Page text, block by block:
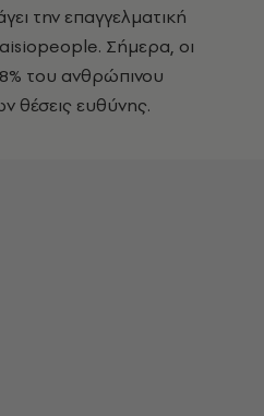
την επαγγελματική
Σήμερα, οι
του ανθρώπινου
θέσεις ευθύνης.